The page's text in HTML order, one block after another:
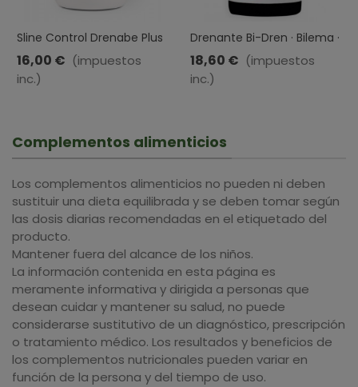
Sline Control Drenabe Plus
+ · Sakai · 500 Ml
16,00 € (impuestos
inc.)
Drenante Bi-Dren · Bilema ·
500 Ml
18,60 € (impuestos
inc.)
Complementos alimenticios
Los complementos alimenticios no pueden ni deben
sustituir una dieta equilibrada y se deben tomar según
las dosis diarias recomendadas en el etiquetado del
producto.
Mantener fuera del alcance de los niños.
La información contenida en esta página es
meramente informativa y dirigida a personas que
desean cuidar y mantener su salud, no puede
considerarse sustitutivo de un diagnóstico, prescripción
o tratamiento médico. Los resultados y beneficios de
los complementos nutricionales pueden variar en
función de la persona y del tiempo de uso.